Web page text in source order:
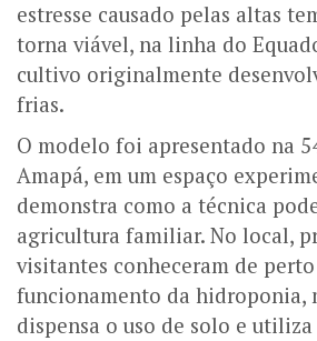
estresse causado pelas altas
torna viável, na linha do
cultivo originalmente
frias.
O modelo foi apresentado na
Amapá, em um espaço
demonstra como a técnica
agricultura familiar. No local,
visitantes conheceram de
funcionamento da hidroponia,
dispensa o uso de solo e